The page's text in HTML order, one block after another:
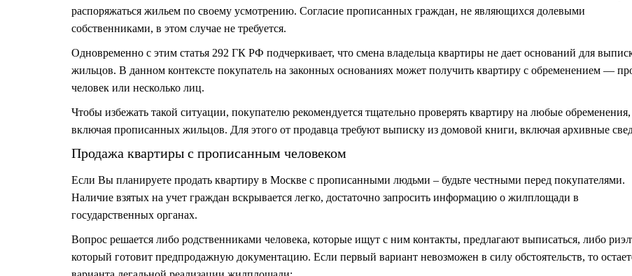
распоряжаться жильем по своему усмотрению. Согласие прописанных граждан, не являющихся долевыми
собственниками, в этом случае не требуется.
Одновременно с этим статья 292 ГК РФ подчеркивает, что смена владельца квартиры не дает оснований для
жильцов. В данном контексте покупатель на законных основаниях может получить квартиру с обременением —
человек или несколько лиц.
Чтобы избежать такой ситуации, покупателю рекомендуется тщательно проверять квартиру на любые обременения,
включая прописанных жильцов. Для этого от продавца требуют выписку из домовой книги, включая архивные
Продажа квартиры с прописанным человеком
Если Вы планируете продать квартиру в Москве с прописанными людьми – будьте честными перед покупателями.
Наличие взятых на учет граждан вскрывается легко, достаточно запросить информацию о жилплощади в
государственных органах.
Вопрос решается либо родственниками человека, которые ищут с ним контакты, предлагают выписаться, либо
который готовит предпродажную документацию. Если первый вариант невозможен в силу обстоятельств, то